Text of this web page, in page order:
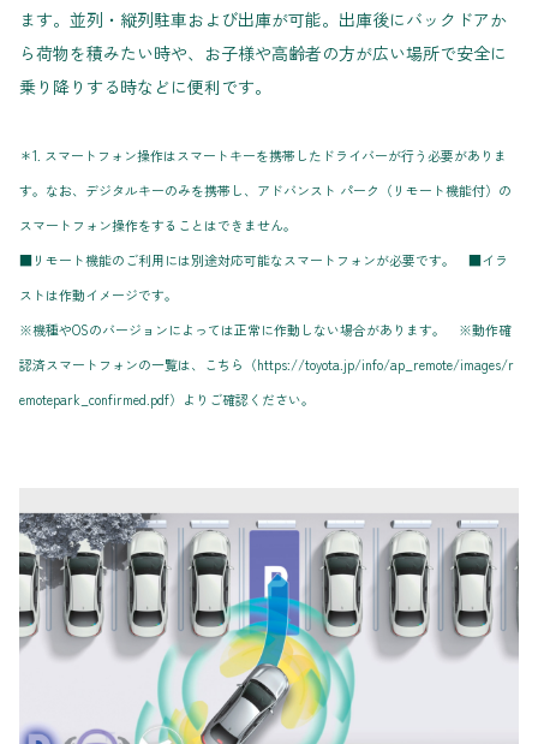
ます。並列・縦列駐車および出庫が可能。出庫後にバックドアか
ら荷物を積みたい時や、お子様や高齢者の方が広い場所で安全に
乗り降りする時などに便利です。
＊1. スマートフォン操作はスマートキーを携帯したドライバーが行う必要がありま
す。なお、デジタルキーのみを携帯し、アドバンスト パーク（リモート機能付）の
スマートフォン操作をすることはできません。
■リモート機能のご利用には別途対応可能なスマートフォンが必要です。 ■イラ
ストは作動イメージです。
※機種やOSのバージョンによっては正常に作動しない場合があります。 ※動作確
認済スマートフォンの一覧は、こちら（https://toyota.jp/info/ap_remote/images/r
emotepark_confirmed.pdf）よりご確認ください。